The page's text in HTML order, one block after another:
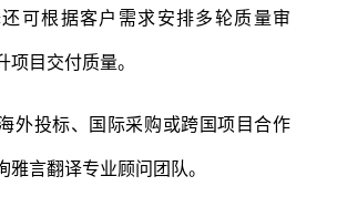
可根据客户需求安排多轮质量审
目交付质量。
投标、国际采购或跨国项目合作
雅言翻译专业顾问团队。